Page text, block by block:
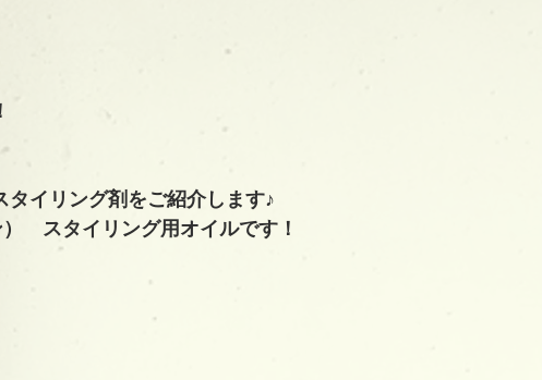
タイリング剤をご紹介します♪
）　スタイリング用オイルです！